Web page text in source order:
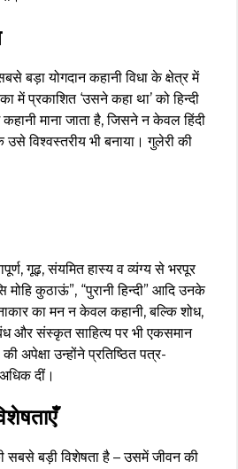
बड़ा योगदान कहानी विधा के क्षेत्र में
में प्रकाशित ‘उसने कहा था’ को हिन्दी
माना जाता है, जिसने न केवल हिंदी
उसे विश्वस्तरीय भी बनाया। गुलेरी की
गूढ़, संयमित हास्य व व्यंग्य से भरपूर
कुठाऊं”, “पुरानी हिन्दी” आदि उनके
का मन न केवल कहानी, बल्कि शोध,
और संस्कृत साहित्य पर भी एकसमान
अपेक्षा उन्होंने प्रतिष्ठित पत्र-
दीं।
सबसे बड़ी विशेषता है – उसमें जीवन की